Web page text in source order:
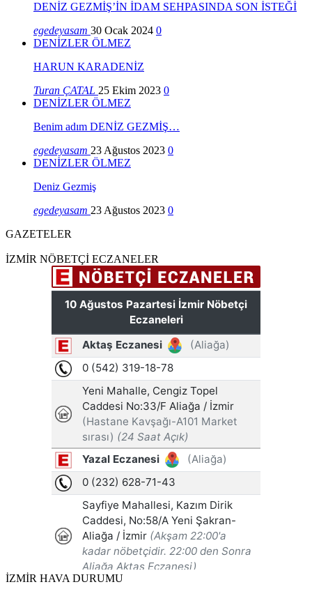
DENİZ GEZMİŞ’İN İDAM SEHPASINDA SON İSTEĞİ
egedeyasam 30 Ocak 2024 0
DENİZLER ÖLMEZ
HARUN KARADENİZ
Turan ÇATAL 25 Ekim 2023 0
DENİZLER ÖLMEZ
Benim adım DENİZ GEZMİŞ…
egedeyasam 23 Ağustos 2023 0
DENİZLER ÖLMEZ
Deniz Gezmiş
egedeyasam 23 Ağustos 2023 0
GAZETELER
İZMİR NÖBETÇİ ECZANELER
İZMİR HAVA DURUMU